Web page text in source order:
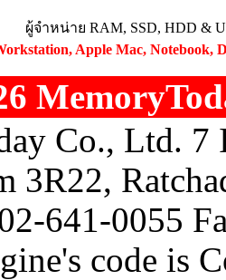
ผู้จำหน่าย RAM, SSD, HDD &
Apple Mac, Notebook,
Co., Ltd.
3R22,
641-0055
code is